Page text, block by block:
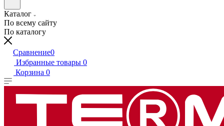
Каталог
По всему сайту
По каталогу
Сравнение0
Избранные товары 0
Корзина 0